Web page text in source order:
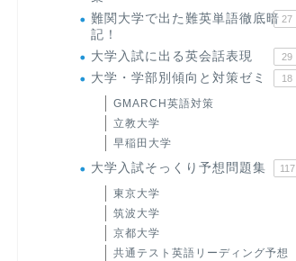
難関大学で出た難英単語徹底暗
記！
27
大学入試に出る英会話表現 29
大学・学部別傾向と対策ゼミ 18
GMARCH英語対策
立教大学
早稲田大学
大学入試そっくり予想問題集 117
東京大学
筑波大学
京都大学
共通テスト英語リーディング予想